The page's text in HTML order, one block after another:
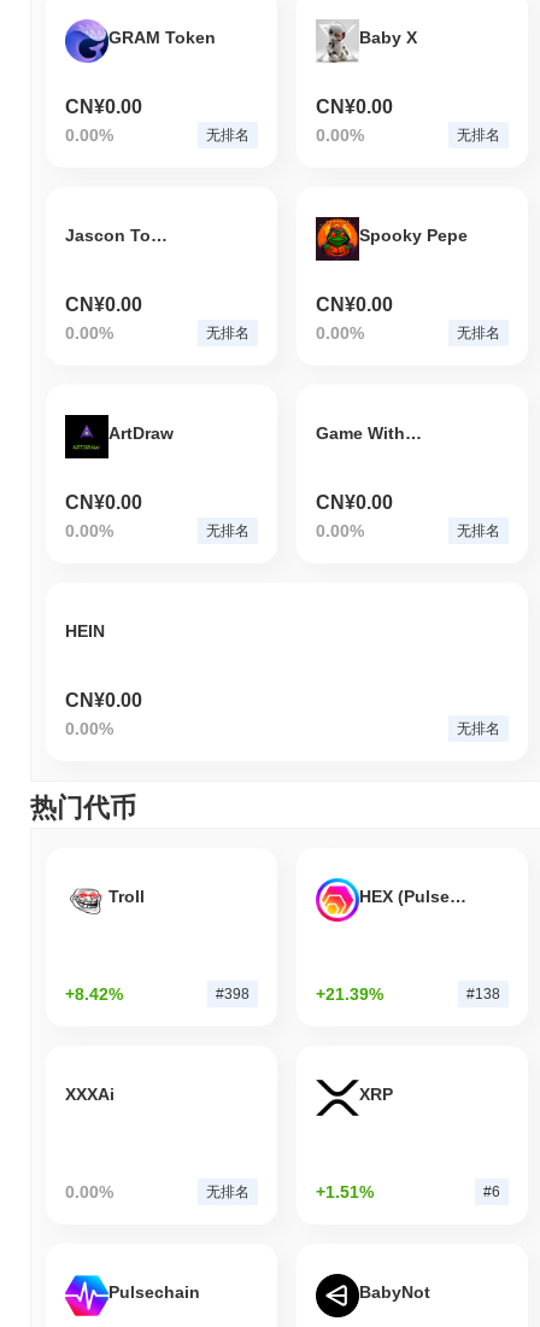
GRAM Token
CN¥0.00
0.00% 无排名
Baby X
CN¥0.00
0.00% 无排名
Jascon Token
CN¥0.00
0.00% 无排名
Spooky Pepe
CN¥0.00
0.00% 无排名
ArtDraw
CN¥0.00
0.00% 无排名
Game With Space
CN¥0.00
0.00% 无排名
HEIN
CN¥0.00
0.00% 无排名
热门代币
Troll
+8.42% #398
HEX (Pulsechain)
+21.39% #138
XXXAi
0.00% 无排名
XRP
+1.51% #6
Pulsechain BabyNot